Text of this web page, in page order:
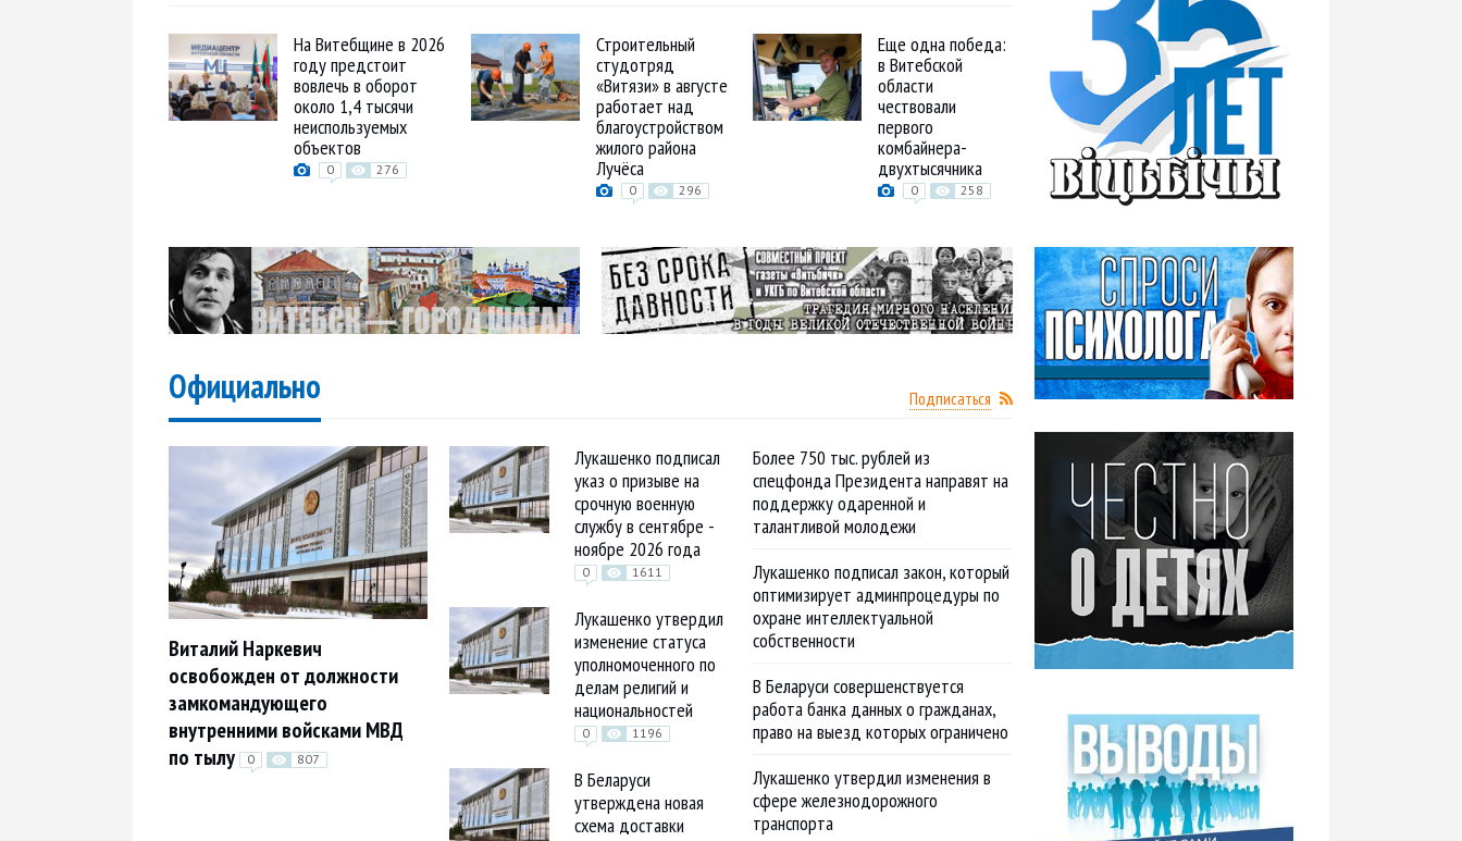
На Витебщине в 2026
году предстоит
вовлечь в оборот
около 1,4 тысячи
неиспользуемых
объектов
0 276
Строительный
студотряд
«Витязи» в августе
работает над
благоустройством
жилого района
Лучёса
0 296
Еще одна победа:
в Витебской
области
чествовали
первого
комбайнера-
двухтысячника
0 258
Официально Подписаться
Виталий Наркевич
освобожден от должности
замкомандующего
внутренними войсками МВД
по тылу
0 807
Лукашенко подписал
указ о призыве на
срочную военную
службу в сентябре -
ноябре 2026 года
0 1611
Лукашенко утвердил
изменение статуса
уполномоченного по
делам религий и
национальностей
0 1196
В Беларуси
утверждена новая
схема доставки
Более 750 тыс. рублей из
спецфонда Президента направят на
поддержку одаренной и
талантливой молодежи
Лукашенко подписал закон, который
оптимизирует админпроцедуры по
охране интеллектуальной
собственности
В Беларуси совершенствуется
работа банка данных о гражданах,
право на выезд которых ограничено
Лукашенко утвердил изменения в
сфере железнодорожного
транспорта